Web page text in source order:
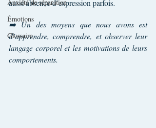
Anxiété de séparation
Émotions
Glossaire
aussi absence d’expression parfois.
➡️ Un des moyens que nous avons est
d’apprendre, comprendre, et observer leur
langage corporel et les motivations de leurs
comportements.